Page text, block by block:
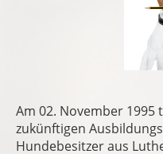
Am 02. November 1995
zukünftigen
Hundebesitzer aus